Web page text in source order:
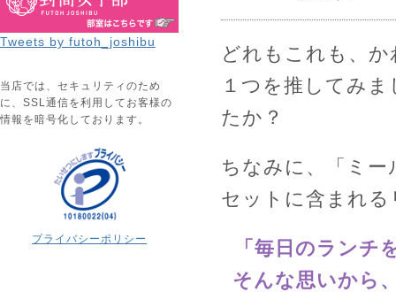
Tweets by futoh_joshibu
当店では、セキュリティのため
に、SSL通信を利用してお客様の
情報を暗号化しております。
プライバシーポリシー
どれもこれも、
１つを推してみ
たか？
ちなみに、「ミ
セットに含まれ
「毎日のランチ
そんな思いから